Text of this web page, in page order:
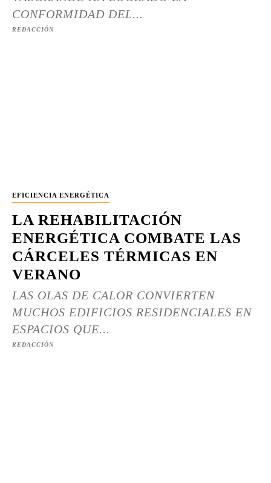
CONFORMIDAD DEL...
REDACCIÓN
EFICIENCIA ENERGÉTICA
LA REHABILITACIÓN
ENERGÉTICA COMBATE LAS
CÁRCELES TÉRMICAS EN
VERANO
LAS OLAS DE CALOR CONVIERTEN
MUCHOS EDIFICIOS RESIDENCIALES EN
ESPACIOS QUE...
REDACCIÓN